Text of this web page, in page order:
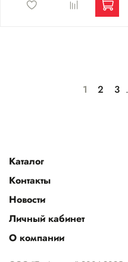
1 2 3
Каталог
Контакты
Новости
Личный кабинет
О компании